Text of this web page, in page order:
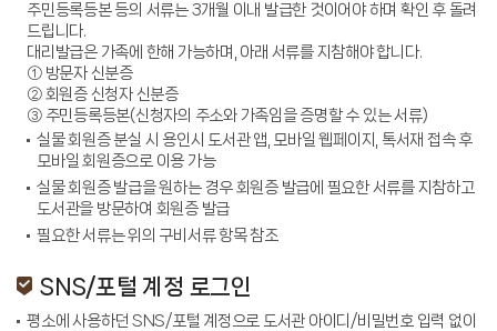
주민등록등본 등의 서류는 3개월 이내 발급한 것이어야 하며 확인 후 돌려
드립니다.
대리발급은 가족에 한해 가능하며, 아래 서류를 지참해야 합니다.
① 방문자 신분증
② 회원증 신청자 신분증
③ 주민등록등본(신청자의 주소와 가족임을 증명할 수 있는 서류)
실물 회원증 분실 시 용인시 도서관 앱, 모바일 웹페이지, 톡서재 접속 후
모바일 회원증으로 이용 가능
실물 회원증 발급을 원하는 경우 회원증 발급에 필요한 서류를 지참하고
도서관을 방문하여 회원증 발급
필요한 서류는 위의 구비서류 항목 참조
SNS/포털 계정 로그인
평소에 사용하던 SNS/포털 계정으로 도서관 아이디/비밀번호 입력 없이